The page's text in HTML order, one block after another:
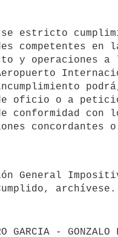
competentes
y operaciones
oficio o a
conformidad con
archívese.
GARCIA - GONZALO